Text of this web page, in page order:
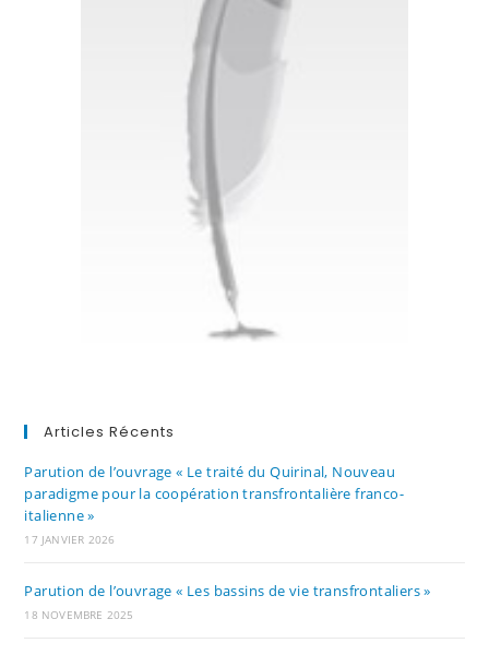
Articles Récents
Parution de l’ouvrage « Le traité du Quirinal, Nouveau
paradigme pour la coopération transfrontalière franco-
italienne »
17 JANVIER 2026
Parution de l’ouvrage « Les bassins de vie transfrontaliers »
18 NOVEMBRE 2025